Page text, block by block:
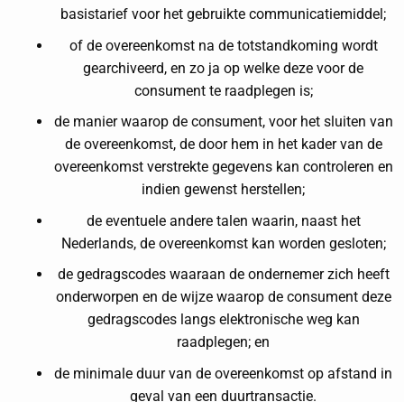
basistarief voor het gebruikte communicatiemiddel;
of de overeenkomst na de totstandkoming wordt
gearchiveerd, en zo ja op welke deze voor de
consument te raadplegen is;
de manier waarop de consument, voor het sluiten van
de overeenkomst, de door hem in het kader van de
overeenkomst verstrekte gegevens kan controleren en
indien gewenst herstellen;
de eventuele andere talen waarin, naast het
Nederlands, de overeenkomst kan worden gesloten;
de gedragscodes waaraan de ondernemer zich heeft
onderworpen en de wijze waarop de consument deze
gedragscodes langs elektronische weg kan
raadplegen; en
de minimale duur van de overeenkomst op afstand in
geval van een duurtransactie.